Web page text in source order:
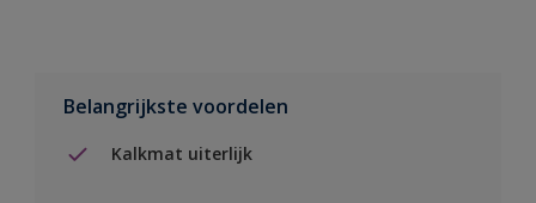
Belangrijkste voordelen
Kalkmat uiterlijk